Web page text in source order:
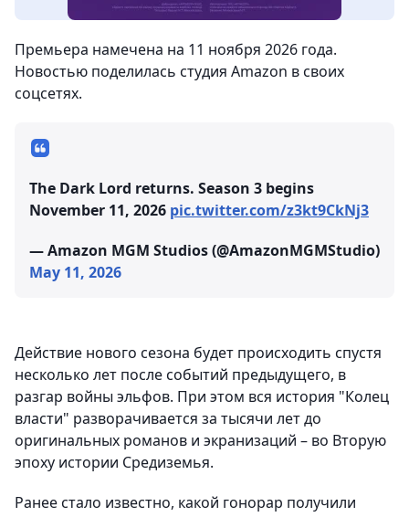
Премьера намечена на 11 ноября 2026 года.
Новостью поделилась студия Amazon в своих
соцсетях.
The Dark Lord returns. Season 3 begins
November 11, 2026 pic.twitter.com/z3kt9CkNj3
— Amazon MGM Studios (@AmazonMGMStudio)
May 11, 2026
Действие нового сезона будет происходить спустя
несколько лет после событий предыдущего, в
разгар войны эльфов. При этом вся история "Колец
власти" разворачивается за тысячи лет до
оригинальных романов и экранизаций – во Вторую
эпоху истории Средиземья.
Ранее стало известно, какой гонорар получили